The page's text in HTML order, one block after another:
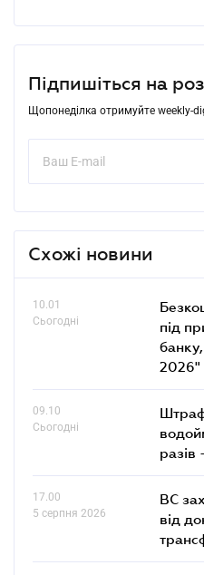
Підпишіться на
Щопонеділка отримуйте weekly-
Схожі новини
10.01
Сьогодні
під
2026"
09.10
Сьогодні
разів
17.00
5 серпня 2026
ВС
від